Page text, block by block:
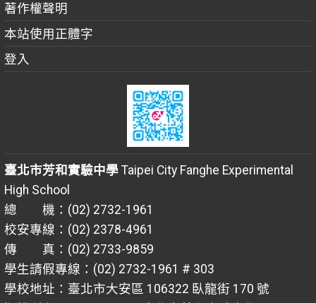
著作權聲明
本站使用正體字
登入
臺北市芳和實驗中學Taipei City Fanghe Experimental
High School
總 機：(02) 2732-1961
校安專線：(02) 2378-4961
傳 真：(02) 2733-9859
學生請假專線：(02) 2732-1961 # 303
學校地址：臺北市大安區 106322 臥龍街 170 號